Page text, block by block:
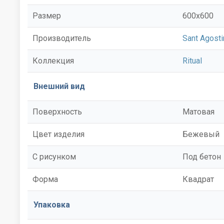
Размер 600x600
Производитель Sant
Коллекция Ritual
Внешний вид
Поверхность Матовая
Цвет изделия Бежевый
С рисунком Под бетон
Форма Квадрат
Упаковка